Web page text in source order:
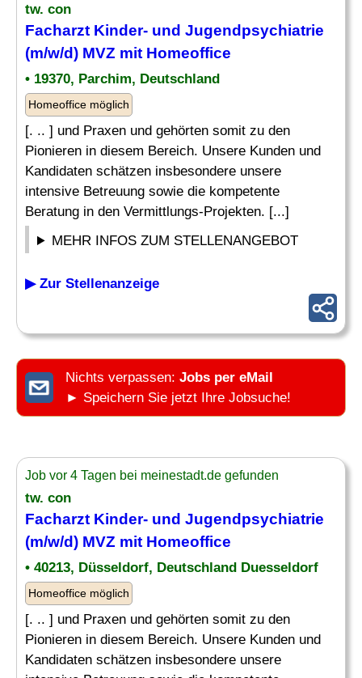
tw. con
Facharzt Kinder- und Jugendpsychiatrie
(m/w/d) MVZ mit Homeoffice
• 19370, Parchim, Deutschland
Homeoffice möglich
[. .. ] und Praxen und gehörten somit zu den
Pionieren in diesem Bereich. Unsere Kunden und
Kandidaten schätzen insbesondere unsere
intensive Betreuung sowie die kompetente
Beratung in den Vermittlungs-Projekten. [...]
MEHR INFOS ZUM STELLENANGEBOT
▶ Zur Stellenanzeige
Nichts verpassen: Jobs per eMail
► Speichern Sie jetzt Ihre Jobsuche!
Job vor 4 Tagen bei meinestadt.de gefunden
tw. con
Facharzt Kinder- und Jugendpsychiatrie
(m/w/d) MVZ mit Homeoffice
• 40213, Düsseldorf, Deutschland Duesseldorf
Homeoffice möglich
[. .. ] und Praxen und gehörten somit zu den
Pionieren in diesem Bereich. Unsere Kunden und
Kandidaten schätzen insbesondere unsere